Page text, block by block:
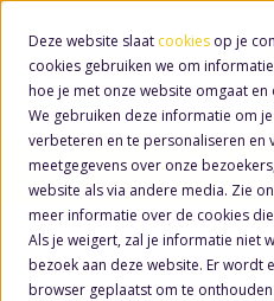
Deze website slaat cookies op je
cookies gebruiken we om
hoe je met onze website omgaat
We gebruiken deze informatie om
verbeteren en te personaliseren en
meetgegevens over onze
website als via andere media. Zie
meer informatie over de cookies
Als je weigert, zal je informatie niet
bezoek aan deze website. Er wordt
browser geplaatst om te
Nieuws/ Donatie